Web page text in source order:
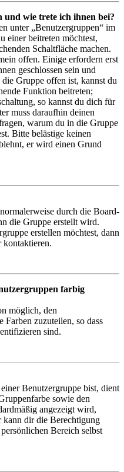
wie trete ich ihnen bei?
unter „Benutzergruppen“ im
einer beitreten möchtest,
Schaltfläche machen.
offen. Einige erfordern erst
geschlossen sein und
Gruppe offen ist, kannst du
Funktion beitreten;
so kannst du dich für
muss daraufhin deinen
warum du in die Gruppe
Bitte belästige keinen
er wird einen Grund
durch die Board-
die Gruppe erstellt wird.
erstellen möchtest, dann
kontaktieren.
farbig
möglich, den
Farben zuzuteilen, so dass
sind.
Benutzergruppe bist, dient
sowie den
angezeigt wird,
kann dir die Berechtigung
Bereich selbst